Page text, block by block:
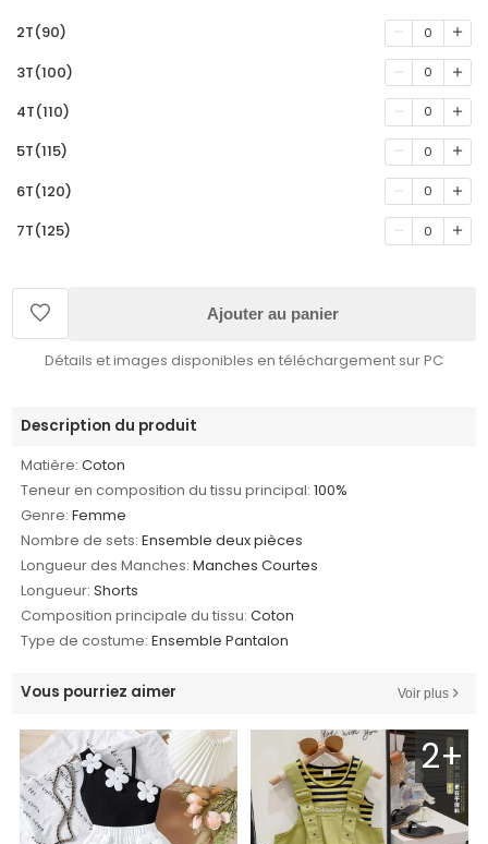
2T(90) 0
3T(100) 0
4T(110) 0
5T(115) 0
6T(120) 0
7T(125) 0
Ajouter au panier
Détails et images disponibles en téléchargement sur PC
Description du produit
Matière: Coton
Teneur en composition du tissu principal: 100%
Genre: Femme
Nombre de sets: Ensemble deux pièces
Longueur des Manches: Manches Courtes
Longueur: Shorts
Composition principale du tissu: Coton
Type de costume: Ensemble Pantalon
Vous pourriez aimer Voir plus
2+